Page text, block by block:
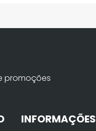
promoções
INFORMAÇÕES